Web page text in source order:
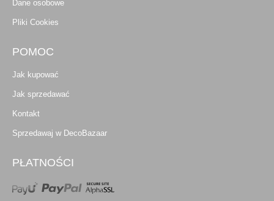
Dane osobowe
Pliki Cookies
POMOC
Jak kupować
Jak sprzedawać
Kontakt
Sprzedawaj w DecoBazaar
PŁATNOŚCI